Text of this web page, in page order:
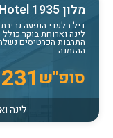
מלון Hotel 1935 תל אביב
דיל בלעדי הופעה
לינה וארוחת בוקר
התרבות הכרטיסים
ההזמנה
סופ"ש
לינה